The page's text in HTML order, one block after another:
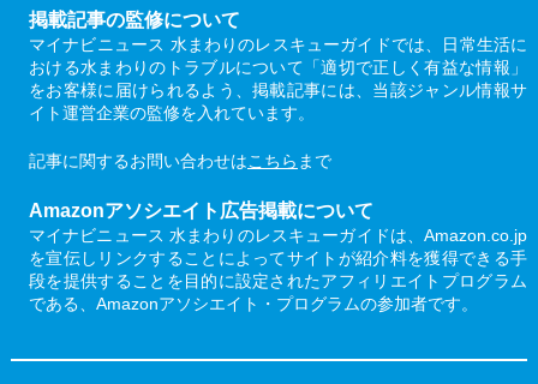
掲載記事の監修について
マイナビニュース 水まわりのレスキューガイドでは、日常生活に
おける水まわりのトラブルについて「適切で正しく有益な情報」
をお客様に届けられるよう、掲載記事には、当該ジャンル情報サ
イト運営企業の監修を入れています。
記事に関するお問い合わせはこちら まで
Amazonアソシエイト広告掲載について
マイナビニュース 水まわりのレスキューガイドは、Amazon.co.jp
を宣伝しリンクすることによってサイトが紹介料を獲得できる手
段を提供することを目的に設定されたアフィリエイトプログラム
である、Amazonアソシエイト・プログラムの参加者です。